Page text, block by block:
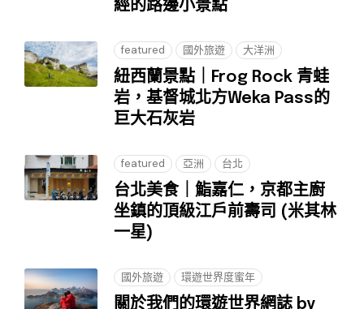
經的路邊小景點
featured 國外旅遊 大洋洲
紐西蘭景點｜Frog Rock 青蛙
岩，基督城北方Weka Pass的
巨大石灰岩
featured 亞洲 台北
台北美食｜鮨嘉仁，京都主廚
坐鎮的頂級江戶前壽司 (米其林
一星)
國外旅遊 環遊世界度蜜年
關於我們的環遊世界網誌 by